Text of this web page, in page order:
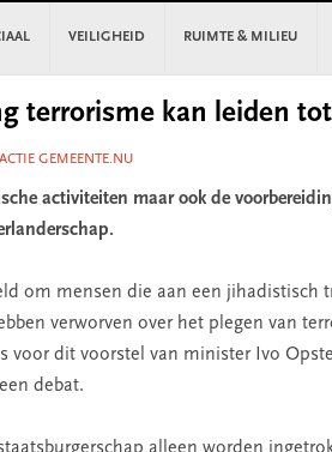
VEILIGHEID RUIMTE & MILIEU
terrorisme kan leiden
GEMEENTE.NU
activiteiten maar ook de
om mensen die aan een jihadistisch
verworven over het plegen van
voor dit voorstel van minister Ivo
debat.